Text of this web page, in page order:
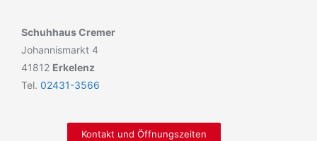
Schuhhaus Cremer
Johannismarkt 4
41812 Erkelenz
Tel. 02431-3566
Kontakt und Öffnungszeiten